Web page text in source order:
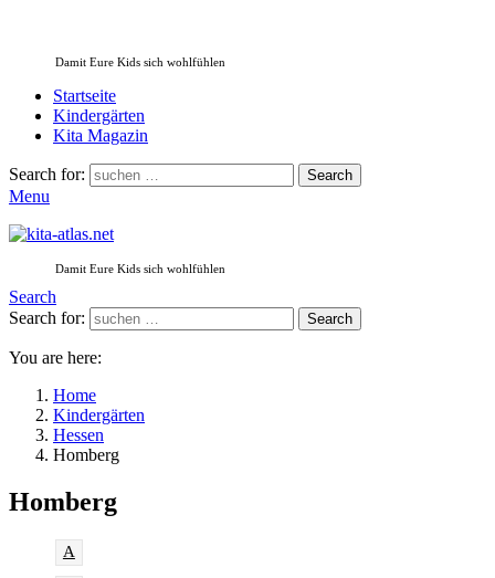
Damit Eure Kids sich wohlfühlen
Startseite
Kindergärten
Kita Magazin
Search for: Search
Menu
Damit Eure Kids sich wohlfühlen
Search
Search for:
Search
You are here:
Home
Kindergärten
Hessen
Homberg
Homberg
A